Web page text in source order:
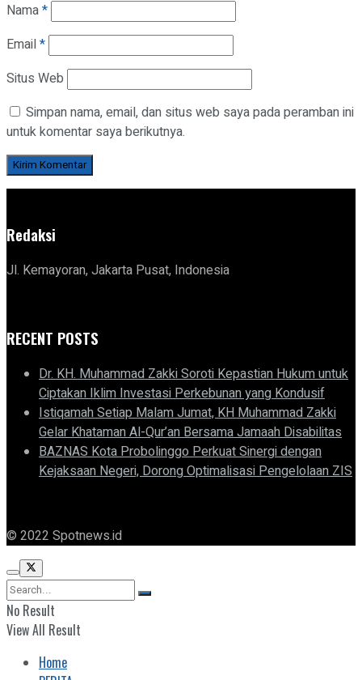
Nama*
Email*
Situs Web
Simpan nama, email, dan situs web saya pada peramban ini
untuk komentar saya berikutnya.
Redaksi
Jl. Kemayoran, Jakarta Pusat, Indonesia
RECENT POSTS
Dr. KH. Muhammad Zakki Soroti Kepastian Hukum untuk
Ciptakan Iklim Investasi Perkebunan yang Kondusif
Istiqamah Setiap Malam Jumat, KH Muhammad Zakki
Gelar Khataman Al-Qur’an Bersama Jamaah Disabilitas
BAZNAS Kota Probolinggo Perkuat Sinergi dengan
Kejaksaan Negeri, Dorong Optimalisasi Pengelolaan ZIS
© 2022 Spotnews.id
No Result
View All Result
Home